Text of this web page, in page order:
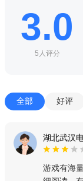
3.0
5人评分
全部 好评
湖北武汉
游戏有海